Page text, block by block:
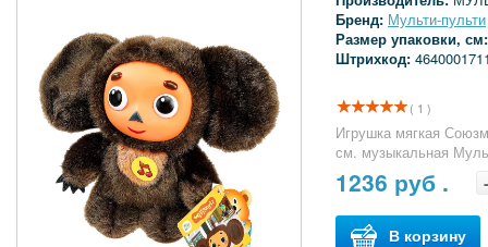
Бренд: Мульти-пульти
Размер упаковки,
Штрихкод:
( 1 )
Игрушка мягкая
см. музыкальная
1236 руб .
В корзину